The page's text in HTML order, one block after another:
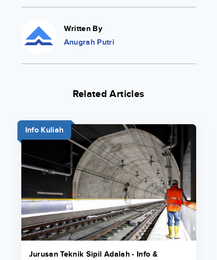
Written By
Anugrah Putri
Related Articles
Info Kuliah
Jurusan Teknik Sipil Adalah - Info &